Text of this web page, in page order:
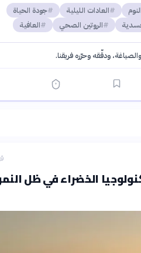
العادات الليلية
جودة الحياة
الروتين الصحي العافية
ودقّقه وحرّره فريقنا.
الخضراء في ظل